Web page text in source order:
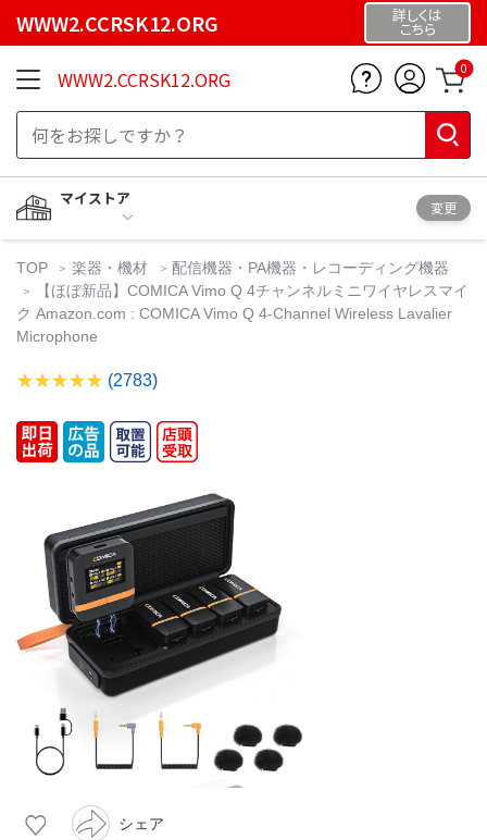
WWW2.CCRSK12.ORG 詳しくは
こちら
WWW2.CCRSK12.ORG 0
マイストア
変更
TOP 楽器・機材
配信機器・PA機器・レコーディング機器
【ほぼ新品】COMICA Vimo Q 4チャンネルミニワイヤレスマイ
ク Amazon.com : COMICA Vimo Q 4-Channel Wireless Lavalier
Microphone
(2783)
シェア